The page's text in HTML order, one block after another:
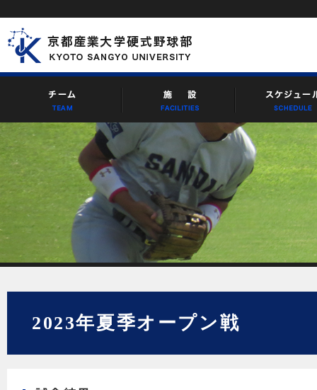
2023年夏季オープン戦